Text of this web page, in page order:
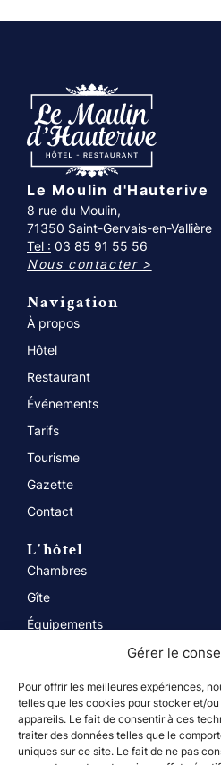
Gérer le
Pour offrir les meilleures expériences,
telles que les cookies pour stocker et/
appareils. Le fait de consentir à ces
traiter des données telles que le
uniques sur ce site. Le fait de ne pas
Le Moulin d'Hauterive
8 rue du Moulin,
71350 Saint-Gervais-en-Vallière
Tel : 03 85 91 55 56
Nous contacter >
Navigation
À propos
Hôtel
Restaurant
Événements
Tarifs
Tourisme
Gazette
Contact
L'hôtel
Chambres
Gîte
Équipements
Séminaires entreprise
Autres informations